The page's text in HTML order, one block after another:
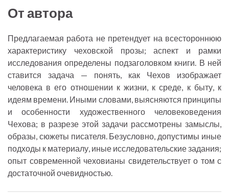
От автора
Предлагаемая работа не претендует на всестороннюю
характеристику чеховской прозы; аспект и рамки
исследования определены подзаголовком книги. В ней
ставится задача — понять, как Чехов изображает
человека в его отношении к жизни, к среде, к быту, к
идеям времени. Иными словами, выясняются принципы
и особенности художественного человековедения
Чехова; в разрезе этой задачи рассмотрены замыслы,
образы, сюжеты писателя. Безусловно, допустимы иные
подходы к материалу, иные исследовательские задания;
опыт современной чеховианы свидетельствует о том с
достаточной очевидностью.